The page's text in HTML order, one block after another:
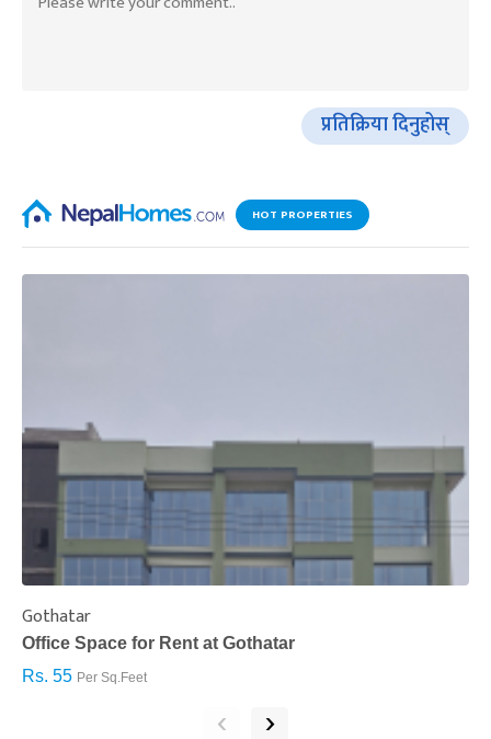
प्रतिक्रिया दिनुहोस्
HOT PROPERTIES
Gothatar
Office Space for Rent at Gothatar
Rs. 55 Per Sq.Feet
‹ ›